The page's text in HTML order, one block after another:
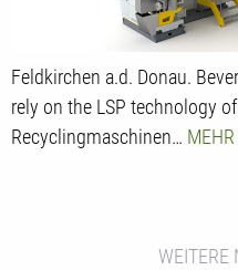
Feldkirchen a.d. Donau.
rely on the LSP technology
Recyclingmaschinen… MEHR
WEITERE